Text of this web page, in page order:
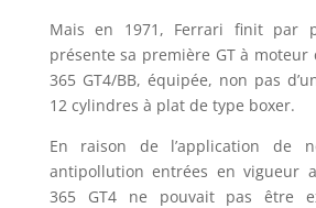
Mais en 1971, Ferrari finit par
présente sa première GT à
365 GT4/BB, équipée, non pas
12 cylindres à plat de type boxer.
En raison de l’application de
antipollution entrées en vigueur
365 GT4 ne pouvait pas être